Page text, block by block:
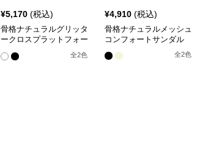
¥5,170 (税込)
骨格ナチュラルグリッタ
ークロスプラットフォー
全2色
¥4,910 (税込)
骨格ナチュラルメッシュ
コンフォートサンダル
全2色